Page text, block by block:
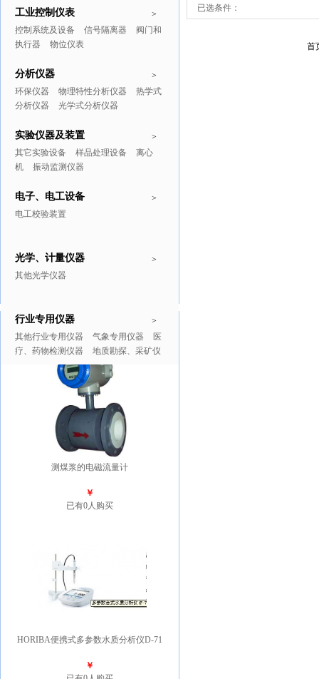
>
工业控制仪表
控制系统及设备 信号隔离器
阀门和
执行器
物位仪表
>
分析仪器
环保仪器 物理特性分析仪器
热学式
分析仪器
光学式分析仪器
>
实验仪器及装置
其它实验设备 样品处理设备
离心
机
振动监测仪器
>
电子、电工设备
电工校验装置
>
光学、计量仪器
其他光学仪器
>
行业专用仪器
其他行业专用仪器 气象专用仪器
医
疗、药物检测仪器
地质勘探、采矿仪
推广商品 更多>>
测煤浆的电磁流量计
￥
已有0人购买
HORIBA便携式多参数水质分析仪D-71
￥
已选条件：
首